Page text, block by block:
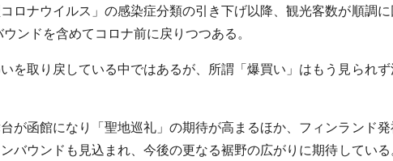
ロナウイルス」の感染症分類の引き下げ以降、観光客数が順調
ンドを含めてコロナ前に戻りつつある。
を取り戻している中ではあるが、所謂「爆買い」はもう見られ
が函館になり「聖地巡礼」の期待が高まるほか、フィンランド
バウンドも見込まれ、今後の更なる裾野の広がりに期待している